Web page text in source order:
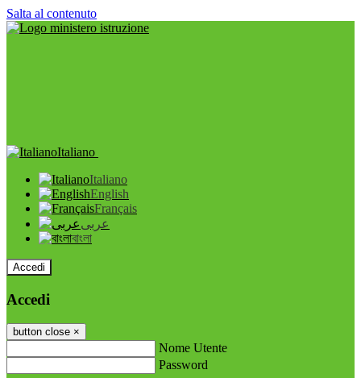
Salta al contenuto
Italiano
Italiano
English
Français
عربى
বাংলা
Accedi
Accedi
button close ×
Nome Utente
Password